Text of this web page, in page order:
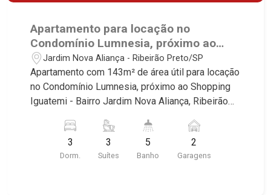
Apartamento para locação no
Condomínio Lumnesia, próximo ao
Shopping Iguatemi - Ribeirão Preto/SP.
Jardim Nova Aliança - Ribeirão Preto/SP
Apartamento com 143m² de área útil para locação
no Condomínio Lumnesia, próximo ao Shopping
Iguatemi - Bairro Jardim Nova Aliança, Ribeirão
imóvel que a Martinelli Imobiliária selecionou
para você: - 143m² de área útil - 3 suítes -
Banheiro social - Lavabo - Sala 2 ambientes -
3
Dorm.
3
Suítes
5
Banho
2
Garagens